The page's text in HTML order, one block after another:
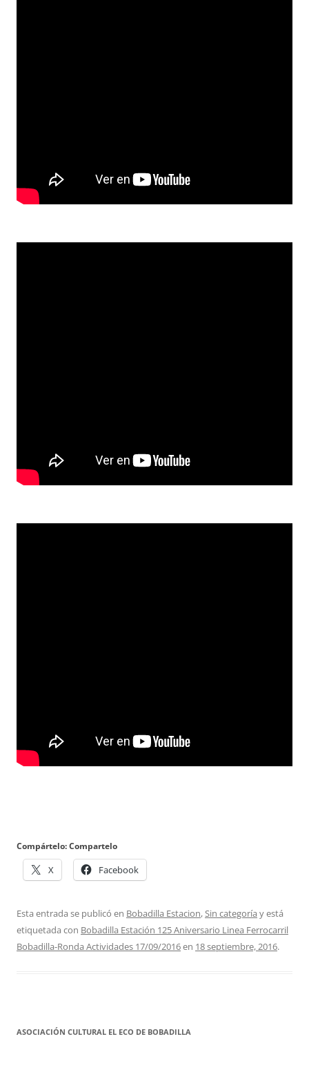
Compártelo: Compartelo
X Facebook
Esta entrada se publicó en Bobadilla Estacion,Sin categoría y está
etiquetada con Bobadilla Estación 125 Aniversario Linea Ferrocarril
Bobadilla-Ronda Actividades 17/09/2016en 18 septiembre, 2016.
ASOCIACIÓN CULTURAL EL ECO DE BOBADILLA